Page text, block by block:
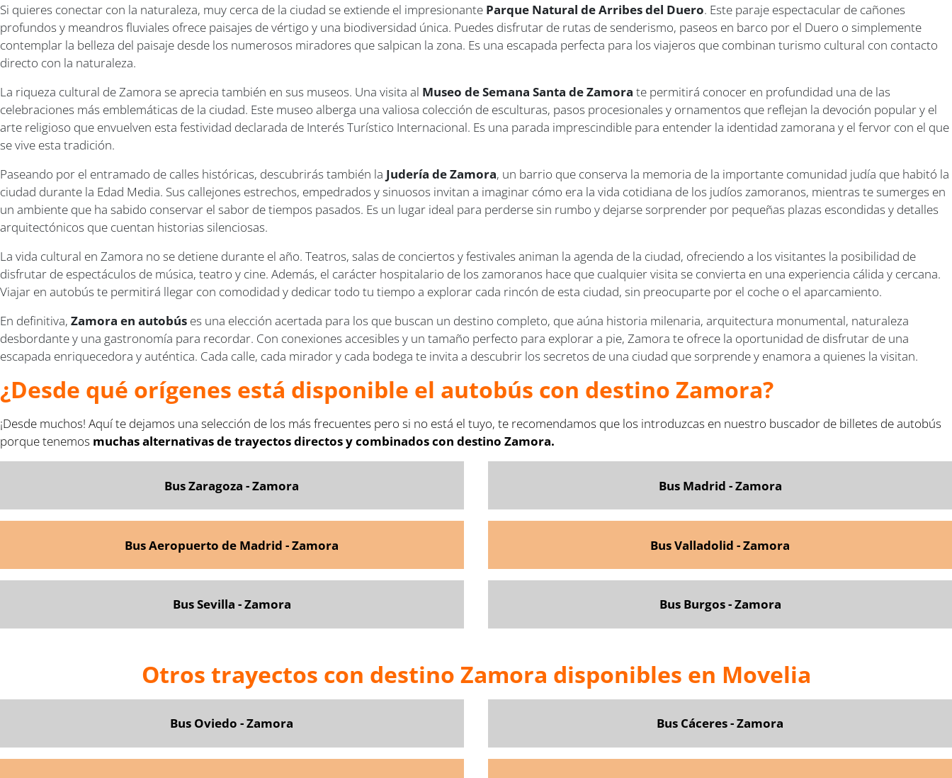
Si quieres conectar con la naturaleza, muy cerca de la ciudad se extiende el impresionante Parque Natural de Arribes del Duero. Este paraje espectacular de cañones
profundos y meandros fluviales ofrece paisajes de vértigo y una biodiversidad única. Puedes disfrutar de rutas de senderismo, paseos en barco por el Duero o simplemente
contemplar la belleza del paisaje desde los numerosos miradores que salpican la zona. Es una escapada perfecta para los viajeros que combinan turismo cultural con contacto
directo con la naturaleza.
La riqueza cultural de Zamora se aprecia también en sus museos. Una visita al Museo de Semana Santa de Zamora te permitirá conocer en profundidad una de las
celebraciones más emblemáticas de la ciudad. Este museo alberga una valiosa colección de esculturas, pasos procesionales y ornamentos que reflejan la devoción popular y el
arte religioso que envuelven esta festividad declarada de Interés Turístico Internacional. Es una parada imprescindible para entender la identidad zamorana y el fervor con el que
se vive esta tradición.
Paseando por el entramado de calles históricas, descubrirás también la Judería de Zamora, un barrio que conserva la memoria de la importante comunidad judía que habitó la
ciudad durante la Edad Media. Sus callejones estrechos, empedrados y sinuosos invitan a imaginar cómo era la vida cotidiana de los judíos zamoranos, mientras te sumerges en
un ambiente que ha sabido conservar el sabor de tiempos pasados. Es un lugar ideal para perderse sin rumbo y dejarse sorprender por pequeñas plazas escondidas y detalles
arquitectónicos que cuentan historias silenciosas.
La vida cultural en Zamora no se detiene durante el año. Teatros, salas de conciertos y festivales animan la agenda de la ciudad, ofreciendo a los visitantes la posibilidad de
disfrutar de espectáculos de música, teatro y cine. Además, el carácter hospitalario de los zamoranos hace que cualquier visita se convierta en una experiencia cálida y cercana.
Viajar en autobús te permitirá llegar con comodidad y dedicar todo tu tiempo a explorar cada rincón de esta ciudad, sin preocuparte por el coche o el aparcamiento.
En definitiva, Zamora en autobús es una elección acertada para los que buscan un destino completo, que aúna historia milenaria, arquitectura monumental, naturaleza
desbordante y una gastronomía para recordar. Con conexiones accesibles y un tamaño perfecto para explorar a pie, Zamora te ofrece la oportunidad de disfrutar de una
escapada enriquecedora y auténtica. Cada calle, cada mirador y cada bodega te invita a descubrir los secretos de una ciudad que sorprende y enamora a quienes la visitan.
¿Desde qué orígenes está disponible el autobús con destino Zamora?
¡Desde muchos! Aquí te dejamos una selección de los más frecuentes pero si no está el tuyo, te recomendamos que los introduzcas en nuestro buscador de billetes de autobús
porque tenemos muchas alternativas de trayectos directos y combinados con destino Zamora.
Bus Zaragoza - Zamora
Bus Aeropuerto de Madrid - Zamora
Bus Sevilla - Zamora
Bus Madrid - Zamora
Bus Valladolid - Zamora
Bus Burgos - Zamora
Otros trayectos con destino Zamora disponibles en Movelia
Bus Oviedo - Zamora Bus Cáceres - Zamora